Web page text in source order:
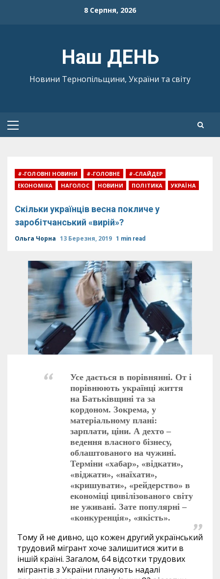
8 Серпня, 2026
Наш ДЕНЬ
Новини Тернопільщини, України та світу
Primary
#-ГОЛОВНІ НОВИНИ #-ГОЛОВНЕ
#-СЛАЙДЕР
ЕКОНОМІКА
НАГОЛОС НОВИНИ ПОЛІТИКА УКРАЇНА
Скільки українців весна покличе у
заробітчанський «вирій»?
Ольга Чорна 13 Березня, 2019 1 min read
Усе дається в порівнянні. От і
порівнюють українці життя
на Батьківщині та за
кордоном. Зокрема, у
матеріальному плані:
зарплати, ціни. А дехто –
ведення власного бізнесу,
облаштованого на чужині.
Терміни «хабар», «відкати»,
«віджати», «наїхати»,
«кришувати», «рейдерство» в
економіці цивілізованого світу
не уживані. Зате популярні –
«конкуренція», «якість».
Тому й не дивно, що кожен другий український
трудовий мігрант хоче залишитися жити в
іншій країні. Загалом, 64 відсотки трудових
мігрантів з України планують надалі